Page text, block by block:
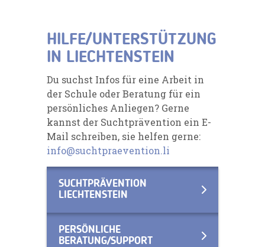
HILFE/UNTERSTÜTZUNG
IN LIECHTENSTEIN
Du suchst Infos für eine Arbeit in
der Schule oder Beratung für ein
persönliches Anliegen? Gerne
kannst der Suchtprävention ein E-
Mail schreiben, sie helfen gerne:
info@suchtpraevention.li
SUCHTPRÄVENTION
LIECHTENSTEIN
PERSÖNLICHE
BERATUNG/SUPPORT